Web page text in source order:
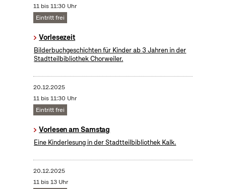
11 bis 11:30 Uhr
Eintritt frei
Vorlesezeit
Bilderbuchgeschichten für Kinder ab 3 Jahren in der
Stadtteilbibliothek Chorweiler.
20.12.2025
11 bis 11:30 Uhr
Eintritt frei
Vorlesen am Samstag
Eine Kinderlesung in der Stadtteilbibliothek Kalk.
20.12.2025
11 bis 13 Uhr